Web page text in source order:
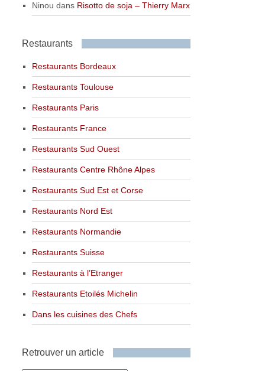
Ninou dans Risotto de soja – Thierry Marx
Restaurants
Restaurants Bordeaux
Restaurants Toulouse
Restaurants Paris
Restaurants France
Restaurants Sud Ouest
Restaurants Centre Rhône Alpes
Restaurants Sud Est et Corse
Restaurants Nord Est
Restaurants Normandie
Restaurants Suisse
Restaurants à l’Etranger
Restaurants Etoilés Michelin
Dans les cuisines des Chefs
Retrouver un article